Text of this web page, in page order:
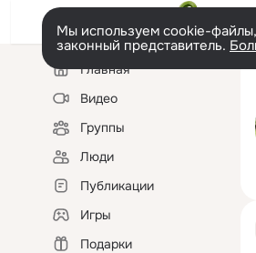
Мы используем cookie-
законный представитель.
Левая
колонкаГлавная
Видео
Группы
Люди
Публикации
Игры
Подарки